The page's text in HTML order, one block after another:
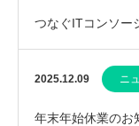
つなぐITコンソー
ス」のご案内
2025.12.09 ニ
年末年始休業のお